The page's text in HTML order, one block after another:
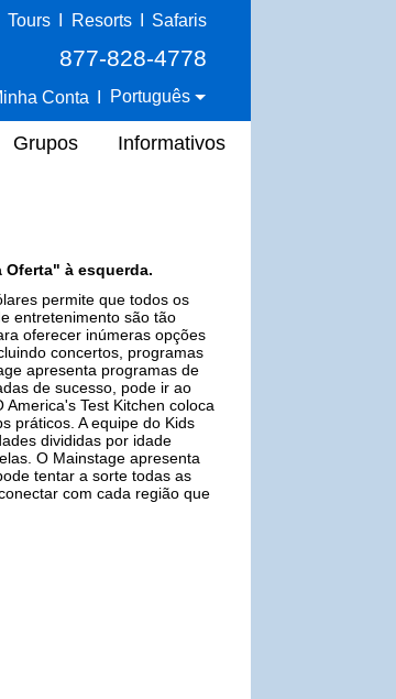
Tours Resorts Safaris
877-828-4778
Conta Português
Grupos Informativos
à esquerda.
permite que todos os
entretenimento são tão
oferecer inúmeras opções
concertos, programas
apresenta programas de
de sucesso, pode ir ao
Test Kitchen coloca
práticos. A equipe do Kids
divididas por idade
O Mainstage apresenta
tentar a sorte todas as
com cada região que